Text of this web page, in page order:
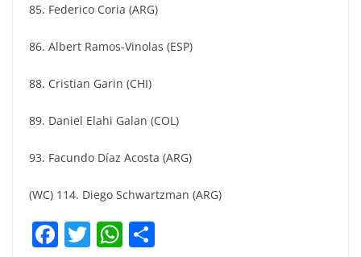
85. Federico Coria (ARG)
86. Albert Ramos-Vinolas (ESP)
88. Cristian Garin (CHI)
89. Daniel Elahi Galan (COL)
93. Facundo Díaz Acosta (ARG)
(WC) 114. Diego Schwartzman (ARG)
F T W